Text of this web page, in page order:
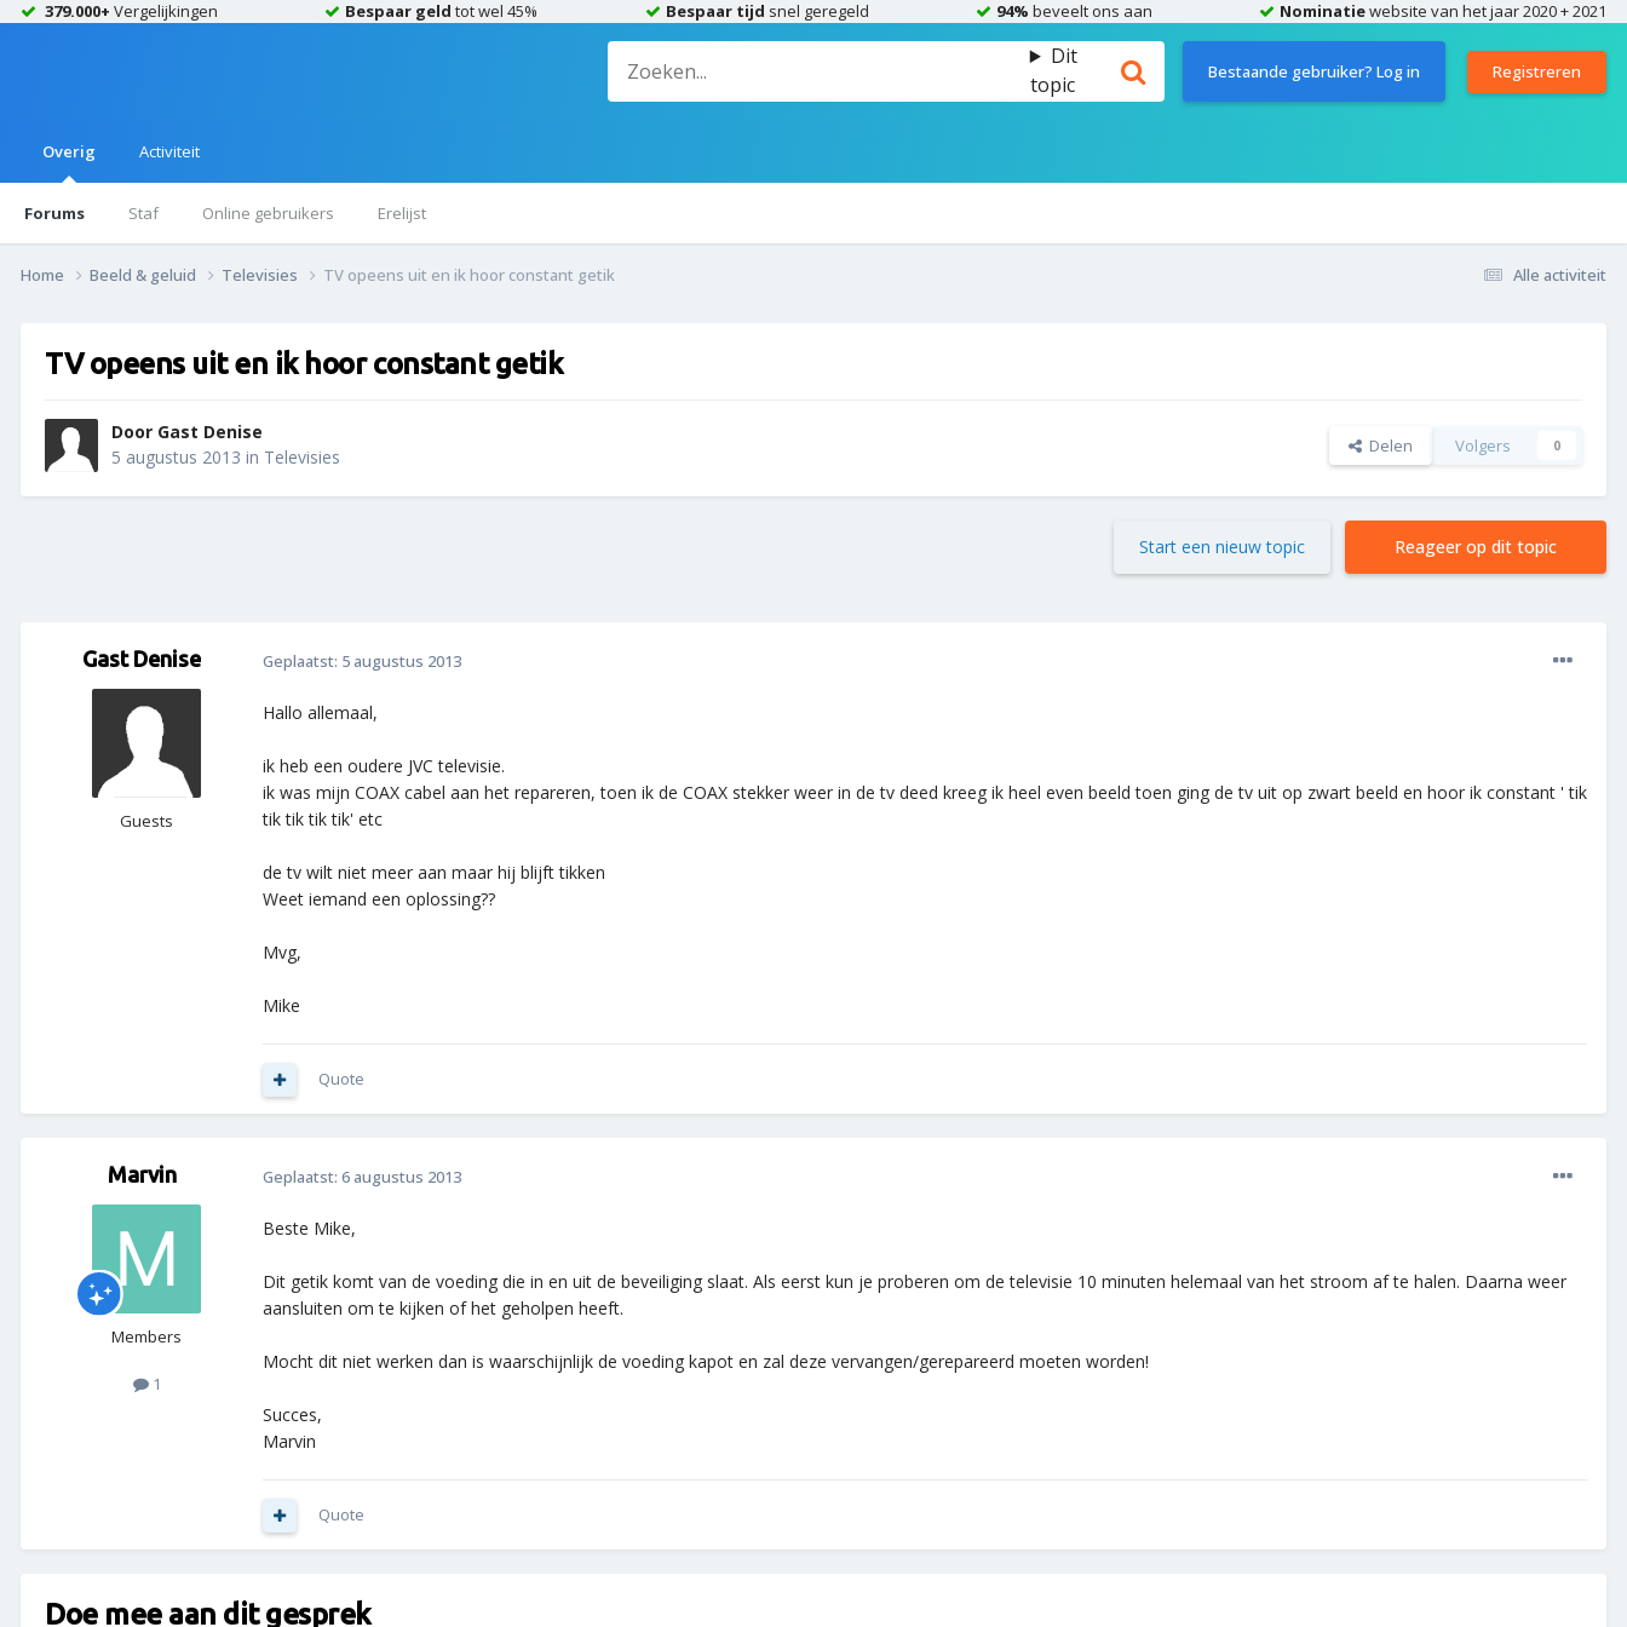
379.000+ Vergelijkingen Bespaar geld tot wel 45% Bespaar tijd snel geregeld 94% beveelt ons aan Nominatiewebsite van het jaar 2020 + 2021
Dit
topic
Bestaande gebruiker? Log in Registreren
Overig
Forums Staf Online gebruikers Erelijst
Activiteit
Alle activiteit
Home Beeld & geluid Televisies TV opeens uit en ik hoor constant getik
TV opeens uit en ik hoor constant getik
Door Gast Denise
5 augustus 2013 in Televisies Delen Volgers 0
Reageer op dit topic
Start een nieuw topic
Gast Denise
Guests
Geplaatst: 5 augustus 2013
Hallo allemaal,
ik heb een oudere JVC televisie.
ik was mijn COAX cabel aan het repareren, toen ik de COAX stekker weer in de tv deed kreeg ik heel even beeld toen ging de tv uit op zwart beeld en hoor ik constant ' tik
tik tik tik tik' etc
de tv wilt niet meer aan maar hij blijft tikken
Weet iemand een oplossing??
Mvg,
Mike
Quote
Marvin
Members
1
Geplaatst: 6 augustus 2013
Beste Mike,
Dit getik komt van de voeding die in en uit de beveiliging slaat. Als eerst kun je proberen om de televisie 10 minuten helemaal van het stroom af te halen. Daarna weer
aansluiten om te kijken of het geholpen heeft.
Mocht dit niet werken dan is waarschijnlijk de voeding kapot en zal deze vervangen/gerepareerd moeten worden!
Succes,
Marvin
Quote
Doe mee aan dit gesprek